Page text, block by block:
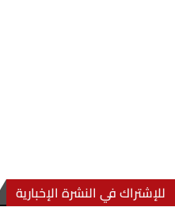
للإشتراك في النشرة الإخبارية